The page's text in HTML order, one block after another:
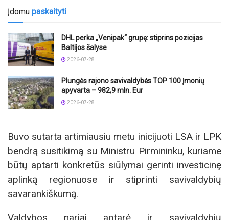
Įdomu paskaityti
DHL perka „Venipak“ grupę: stiprins pozicijas
Baltijos šalyse
2026-07-28
Plungės rajono savivaldybės TOP 100 įmonių
apyvarta – 982,9 mln. Eur
2026-07-28
Buvo sutarta artimiausiu metu inicijuoti LSA ir LPK
bendrą susitikimą su Ministru Pirmininku, kuriame
būtų aptarti konkretūs siūlymai gerinti investicinę
aplinką regionuose ir stiprinti savivaldybių
savarankiškumą.